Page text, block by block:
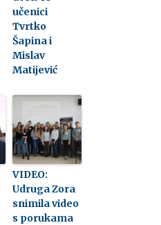
učenici
Tvrtko
Šapina i
Mislav
Matijević
VIDEO:
Udruga Zora
snimila video
s porukama